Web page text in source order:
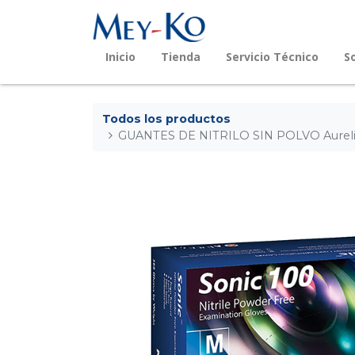
Inicio Tienda Servicio Técnico
Todos los productos
GUANTES DE NITRILO SIN POLVO